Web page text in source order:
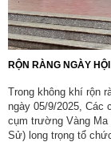
RỘN RÀNG NGÀY
Trong không khí rộn
ngày 05/9/2025, Các
cụm trường Vàng
Sử) long trọng tổ
Số:Số: 1852/BC-
Tên:(BÁO CÁO
kinh phí thực hiện
Ngày ban hành:
Số:Số: 1858/
Tên:
(V/v triển
ngày 30/7/2026